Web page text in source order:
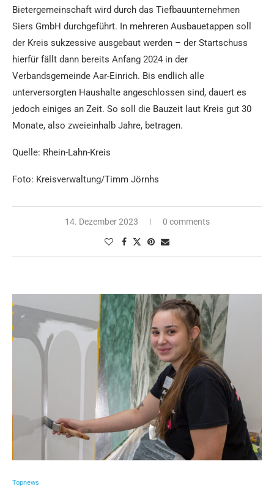
Bietergemeinschaft wird durch das Tiefbauunternehmen
Siers GmbH durchgeführt. In mehreren Ausbauetappen soll
der Kreis sukzessive ausgebaut werden – der Startschuss
hierfür fällt dann bereits Anfang 2024 in der
Verbandsgemeinde Aar-Einrich. Bis endlich alle
unterversorgten Haushalte angeschlossen sind, dauert es
jedoch einiges an Zeit. So soll die Bauzeit laut Kreis gut 30
Monate, also zweieinhalb Jahre, betragen.
Quelle: Rhein-Lahn-Kreis
Foto: Kreisverwaltung/Timm Jörnhs
14. Dezember 2023 0 comments
Topnews